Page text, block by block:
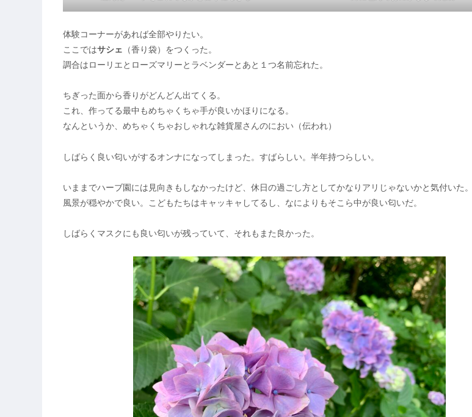
体験コーナーがあれば全部やりたい。
ここではサシェ （香り袋）をつくった。
調合はローリエとローズマリーとラベンダーとあと１つ名前忘れた。
ちぎった面から香りがどんどん出てくる。
これ、作ってる最中もめちゃくちゃ手が良いかほりになる。
なんというか、めちゃくちゃおしゃれな雑貨屋さんのにおい（伝われ）
しばらく良い匂いがするオンナになってしまった。すばらしい。半年持つらしい。
いままでハーブ園には見向きもしなかったけど、休日の過ごし方としてかなりアリじゃないかと気付いた。
風景が穏やかで良い。こどもたちはキャッキャしてるし、なによりもそこら中が良い匂いだ。
しばらくマスクにも良い匂いが残っていて、それもまた良かった。